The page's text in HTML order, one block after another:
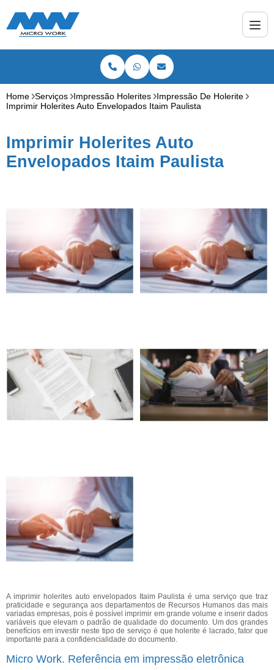
Home Serviços Impressão Holerites
Impressão De Holerite
Imprimir Holerites Auto Envelopados Itaim Paulista
Imprimir Holerites Auto
Envelopados Itaim Paulista
A imprimir holerites auto envelopados Itaim Paulista é uma serviço que traz
praticidade e segurança aos departamentos de Recursos Humanos das mais
variadas empresas, pois é possível imprimir em grande volume e inserir dados
variáveis que elevam o padrão de qualidade do documento. Um dos grandes
benefícios em investir neste tipo de serviço é que holerite é lacrado, fator que
importante para a confidencialidade do documento.
Micro Work. Referência em impressão eletrônica